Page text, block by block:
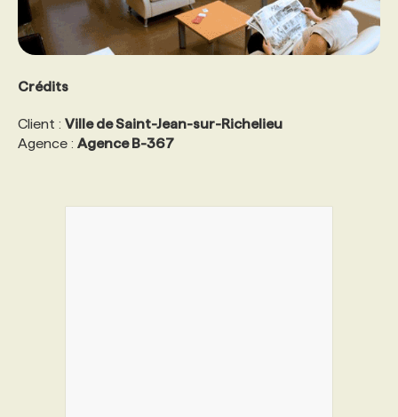
Crédits
Client : Ville de Saint-Jean-sur-Richelieu
Agence : Agence B-367